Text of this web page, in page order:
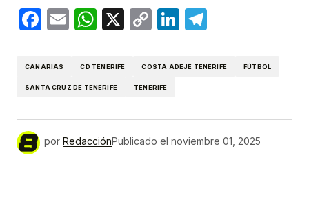
Facebook
EmailWhatsApp
X
CopyLinkedIn
CANARIAS CD TENERIFE COSTA ADEJE TENERIFE FÚTBOL
SANTA CRUZ DE TENERIFE TENERIFE
por RedacciónPublicado el noviembre 01, 2025